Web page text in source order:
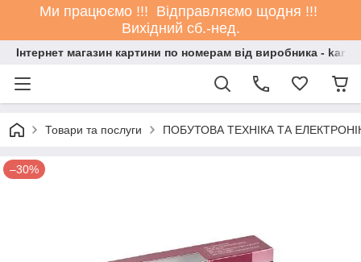
Ми працюємо !!! Відправляємо щодня !!!
Вихідний сб.-нед.
Інтернет магазин картини по номерам від виробника -
Товари та послуги ПОБУТОВА ТЕХНІКА ТА
–30%